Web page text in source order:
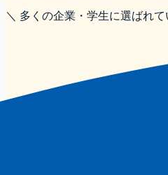
＼ 多くの企業・学生に選ばれて